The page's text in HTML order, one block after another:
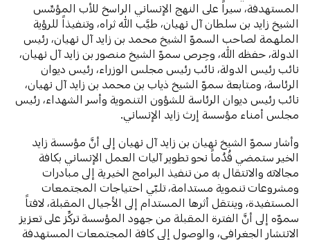
المستهدفة، سيراً على النهج الإنساني الراسخ للأب المؤسِّس
الشيخ زايد بن سلطان آل نهيان، طيَّب الله ثراه، وتنفيذاً للرؤية
الملهمة لصاحب السموّ الشيخ محمد بن زايد آل نهيان، رئيس
الدولة، حفظه الله، وحِرص سموّ الشيخ منصور بن زايد آل نهيان،
نائب رئيس الدولة، نائب رئيس مجلس الوزراء، رئيس ديوان
الرئاسة، ومتابعة سموّ الشيخ ذياب بن محمد بن زايد آل نهيان،
نائب رئيس ديوان الرئاسة للشؤون التنموية وأسر الشهداء، رئيس
مجلس أمناء مؤسسة إرث زايد الإنساني.
وأشار سموّ الشيخ نهيان بن زايد آل نهيان إلى أنَّ مؤسسة زايد
الخير ستمضي قُدُماً نحو تطوير آليات العمل الإنساني بكافة
مجالاته والانتقال به من تنفيذ البرامج الخيرية إلى مبادرات
ومشروعات تنموية مستدامة، تلبّي احتياجات المجتمعات
المستفيدة، وينتقل أثرها المستدام إلى الأجيال المقبلة، لافتاً
سموّه إلى أنَّ الفترة المقبلة من جهود المؤسسة تركِّز على تعزيز
الانتشار الجغرافي، والوصول إلى كافة المجتمعات المستهدفة